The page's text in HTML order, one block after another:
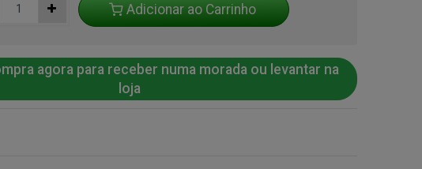
Adicionar ao Carrinho
agora para receber numa morada ou levantar na
loja